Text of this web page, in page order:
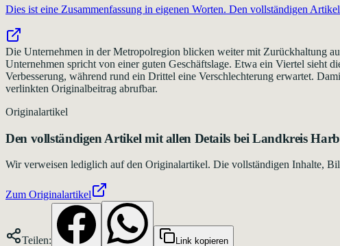
Dies ist eine Zusammenfassung in eigenen Worten. Den vollständigen
Die Unternehmen in der Metropolregion blicken weiter mit Zurückhaltung
Unternehmen spricht von einer guten Geschäftslage. Etwa ein Viertel sieht
Verbesserung, während rund ein Drittel eine Verschlechterung erwartet.
verlinkten Originalbeitrag abrufbar.
Originalartikel
Den vollständigen Artikel mit allen Details beiLandkreis
Wir verweisen lediglich auf den Originalartikel. Die vollständigen Inhalte,
Zum Originalartikel
Teilen: Link kopieren